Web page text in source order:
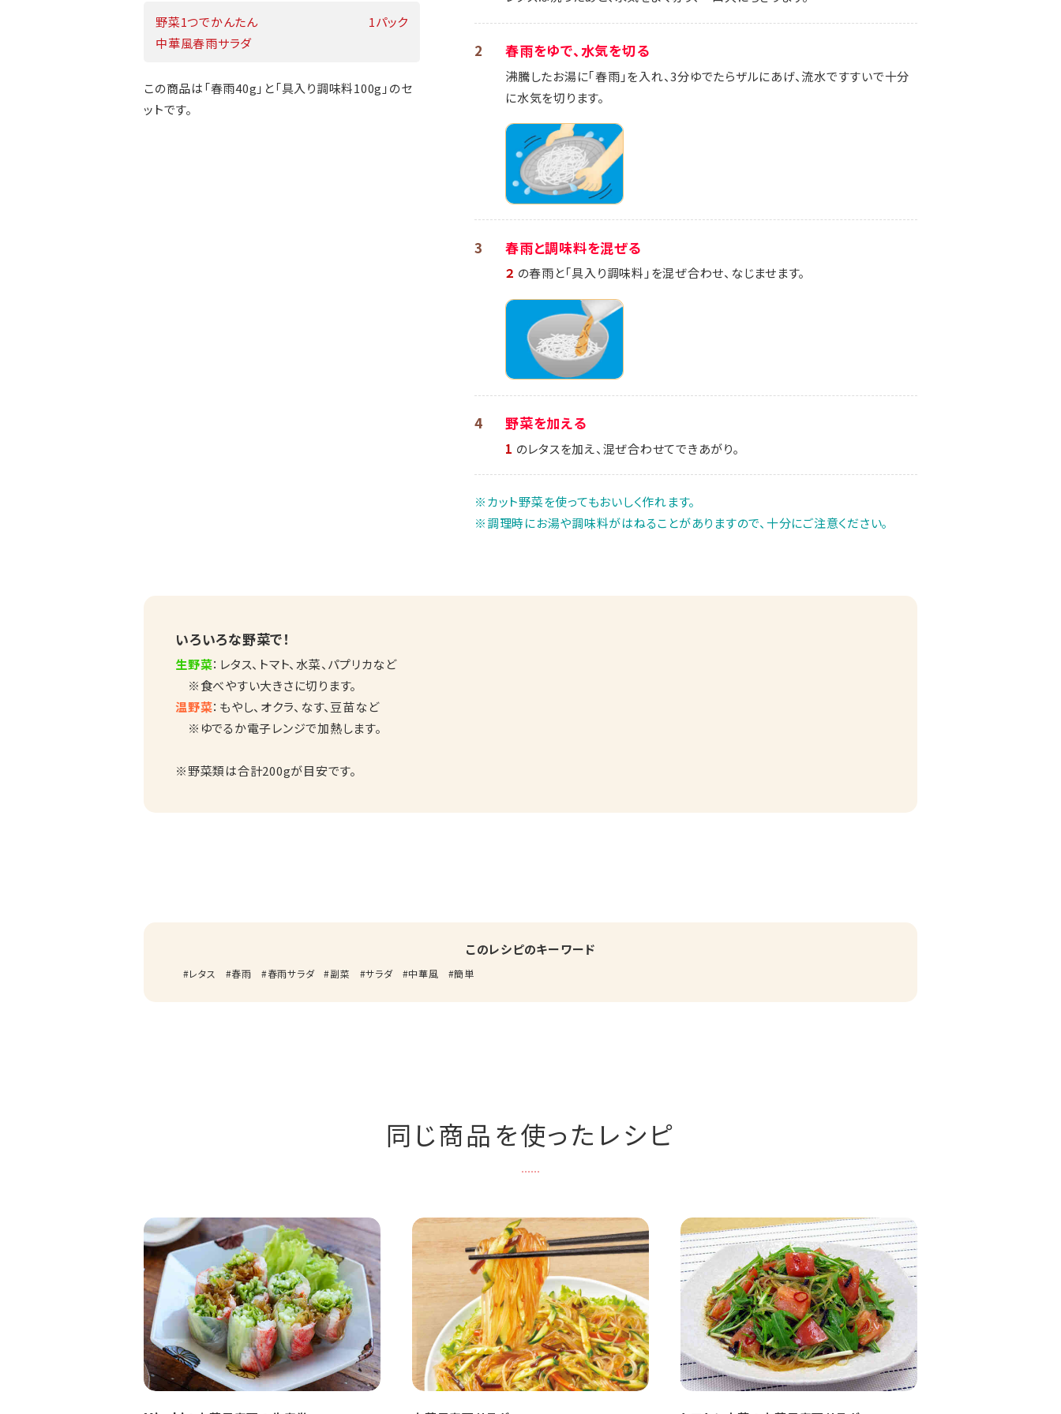
野菜1つでかんたん
中華風春雨サラダ
1パック
この商品は「春雨40g」と「具入り調味料100g」のセ
ットです。
2 春雨をゆで、水気を切る
沸騰したお湯に｢春雨｣を入れ、3分ゆでたらザルにあげ、流水ですすいで十分
に水気を切ります。
3 春雨と調味料を混ぜる
２ の春雨と｢具入り調味料｣を混ぜ合わせ、なじませます。
4 野菜を加える
1 のレタスを加え、混ぜ合わせてできあがり｡
※カット野菜を使ってもおいしく作れます。
※調理時にお湯や調味料がはねることがありますので、十分にご注意ください｡
いろいろな野菜で！
生野菜：レタス、トマト、水菜、パプリカなど
※食べやすい大きさに切ります。
温野菜：もやし、オクラ、なす、豆苗など
※ゆでるか電子レンジで加熱します。
※野菜類は合計200gが目安です。
このレシピのキーワード
レタス 春雨 春雨サラダ 副菜 サラダ 中華風 簡単
同じ商品を使ったレシピ